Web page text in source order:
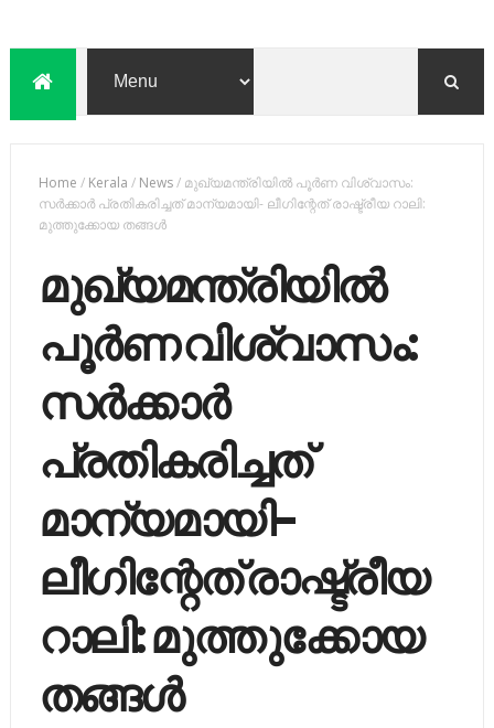
Home / Kerala / News/ മുഖ്യമന്ത്രിയില്‍ പൂര്‍ണ വിശ്വാസം:
സര്‍ക്കാര്‍ പ്രതികരിച്ചത് മാന്യമായി- ലീഗിന്റേത് രാഷ്ട്രീയ റാലി:
മുത്തുക്കോയ തങ്ങള്‍
മുഖ്യമന്ത്രിയില്‍
പൂര്‍ണ വിശ്വാസം:
സര്‍ക്കാര്‍
പ്രതികരിച്ചത്
മാന്യമായി-
ലീഗിന്റേത് രാഷ്ട്രീയ
റാലി: മുത്തുക്കോയ
തങ്ങള്‍